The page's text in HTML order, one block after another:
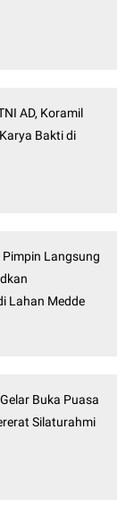
AD, Koramil
Bakti di
Langsung
Lahan Medde
Buka Puasa
Silaturahmi